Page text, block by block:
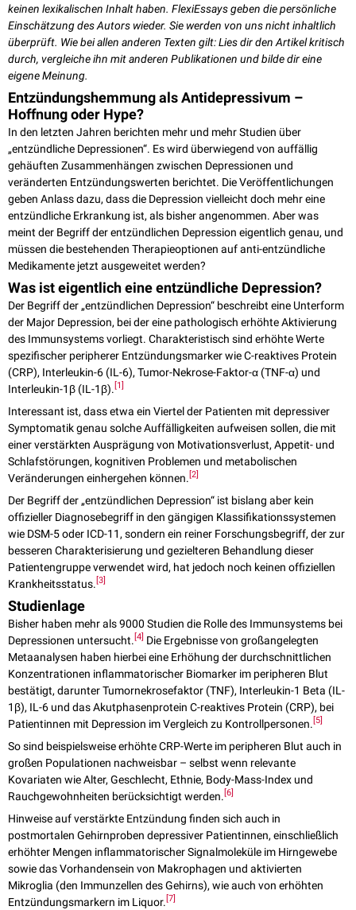
keinen lexikalischen Inhalt haben. FlexiEssays geben die persönliche
Einschätzung des Autors wieder. Sie werden von uns nicht inhaltlich
überprüft. Wie bei allen anderen Texten gilt: Lies dir den Artikel kritisch
durch, vergleiche ihn mit anderen Publikationen und bilde dir eine
eigene Meinung.
Entzündungshemmung als Antidepressivum –
Hoffnung oder Hype?
In den letzten Jahren berichten mehr und mehr Studien über
„entzündliche Depressionen“. Es wird überwiegend von auffällig
gehäuften Zusammenhängen zwischen Depressionen und
veränderten Entzündungswerten berichtet. Die Veröffentlichungen
geben Anlass dazu, dass die Depression vielleicht doch mehr eine
entzündliche Erkrankung ist, als bisher angenommen. Aber was
meint der Begriff der entzündlichen Depression eigentlich genau, und
müssen die bestehenden Therapieoptionen auf anti-entzündliche
Medikamente jetzt ausgeweitet werden?
Was ist eigentlich eine entzündliche Depression?
Der Begriff der „entzündlichen Depression“ beschreibt eine Unterform
der Major Depression, bei der eine pathologisch erhöhte Aktivierung
des Immunsystems vorliegt. Charakteristisch sind erhöhte Werte
spezifischer peripherer Entzündungsmarker wie C-reaktives Protein
(CRP), Interleukin-6 (IL-6), Tumor-Nekrose-Faktor-α (TNF-α) und
Interleukin-1β (IL-1β). 1
Interessant ist, dass etwa ein Viertel der Patienten mit depressiver
Symptomatik genau solche Auffälligkeiten aufweisen sollen, die mit
einer verstärkten Ausprägung von Motivationsverlust, Appetit- und
Schlafstörungen, kognitiven Problemen und metabolischen
Veränderungen einhergehen können. 2
Der Begriff der „entzündlichen Depression“ ist bislang aber kein
offizieller Diagnosebegriff in den gängigen Klassifikationssystemen
wie DSM-5 oder ICD-11, sondern ein reiner Forschungsbegriff, der zur
besseren Charakterisierung und gezielteren Behandlung dieser
Patientengruppe verwendet wird, hat jedoch noch keinen offiziellen
Krankheitsstatus. 3
Studienlage
Bisher haben mehr als 9000 Studien die Rolle des Immunsystems bei
Depressionen untersucht. 4 Die Ergebnisse von großangelegten
Metaanalysen haben hierbei eine Erhöhung der durchschnittlichen
Konzentrationen inflammatorischer Biomarker im peripheren Blut
bestätigt, darunter Tumornekrosefaktor (TNF), Interleukin-1 Beta (IL-
1β), IL-6 und das Akutphasenprotein C-reaktives Protein (CRP), bei
Patientinnen mit Depression im Vergleich zu Kontrollpersonen. 5
So sind beispielsweise erhöhte CRP-Werte im peripheren Blut auch in
großen Populationen nachweisbar – selbst wenn relevante
Kovariaten wie Alter, Geschlecht, Ethnie, Body-Mass-Index und
Rauchgewohnheiten berücksichtigt werden. 6
Hinweise auf verstärkte Entzündung finden sich auch in
postmortalen Gehirnproben depressiver Patientinnen, einschließlich
erhöhter Mengen inflammatorischer Signalmoleküle im Hirngewebe
sowie das Vorhandensein von Makrophagen und aktivierten
Mikroglia (den Immunzellen des Gehirns), wie auch von erhöhten
Entzündungsmarkern im Liquor. 7